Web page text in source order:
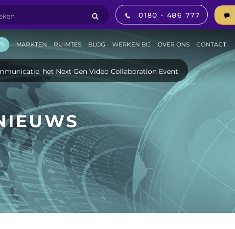
0180 - 486 777
MARKTEN RUIMTES BLOG WERKEN BIJ OVER ONS CONTACT
het Next Gen Video Collaboration Event